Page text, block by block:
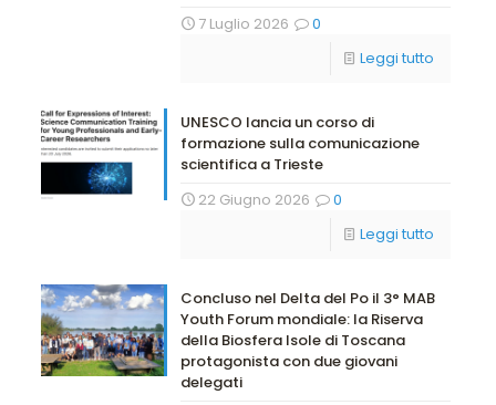
7 Luglio 2026
0
Leggi tutto
UNESCO lancia un corso di
formazione sulla comunicazione
scientifica a Trieste
22 Giugno 2026
0
Leggi tutto
Concluso nel Delta del Po il 3° MAB
Youth Forum mondiale: la Riserva
della Biosfera Isole di Toscana
protagonista con due giovani
delegati